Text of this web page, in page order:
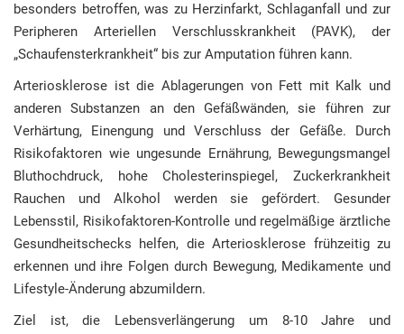
besonders betroffen, was zu Herzinfarkt, Schlaganfall und zur
Peripheren Arteriellen Verschlusskrankheit (PAVK), der
„Schaufensterkrankheit“ bis zur Amputation führen kann.
Arteriosklerose ist die Ablagerungen von Fett mit Kalk und
anderen Substanzen an den Gefäßwänden, sie führen zur
Verhärtung, Einengung und Verschluss der Gefäße. Durch
Risikofaktoren wie ungesunde Ernährung, Bewegungsmangel
Bluthochdruck, hohe Cholesterinspiegel, Zuckerkrankheit
Rauchen und Alkohol werden sie gefördert. Gesunder
Lebensstil, Risikofaktoren-Kontrolle und regelmäßige ärztliche
Gesundheitschecks helfen, die Arteriosklerose frühzeitig zu
erkennen und ihre Folgen durch Bewegung, Medikamente und
Lifestyle-Änderung abzumildern.
Ziel ist, die Lebensverlängerung um 8-10 Jahre und